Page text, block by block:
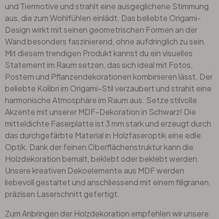
und Tiermotive und strahlt eine ausgeglichene Stimmung
aus, die zum Wohlfühlen einlädt. Das beliebte Origami-
Design wirkt mit seinen geometrischen Formen an der
Wand besonders faszinierend, ohne aufdringlich zu sein.
Mit diesem trendigen Produkt kannst du ein visuelles
Statement im Raum setzen, das sich ideal mit Fotos,
Postern und Pflanzendekorationen kombinieren lässt. Der
beliebte Kolibri im Origami-Stil verzaubert und strahlt eine
harmonische Atmosphäre im Raum aus. Setze stilvolle
Akzente mit unserer MDF-Dekoration in Schwarz! Die
mitteldichte Faserplatte ist 3 mm stark und erzeugt durch
das durchgefärbte Material in Holzfaseroptik eine edle
Optik. Dank der feinen Oberflächenstruktur kann die
Holzdekoration bemalt, beklebt oder beklebt werden.
Unsere kreativen Dekoelemente aus MDF werden
liebevoll gestaltet und anschliessend mit einem filigranen,
präzisen Laserschnitt gefertigt.
Zum Anbringen der Holzdekoration empfehlen wir unsere